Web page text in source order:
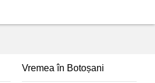
Vremea în Botoșani